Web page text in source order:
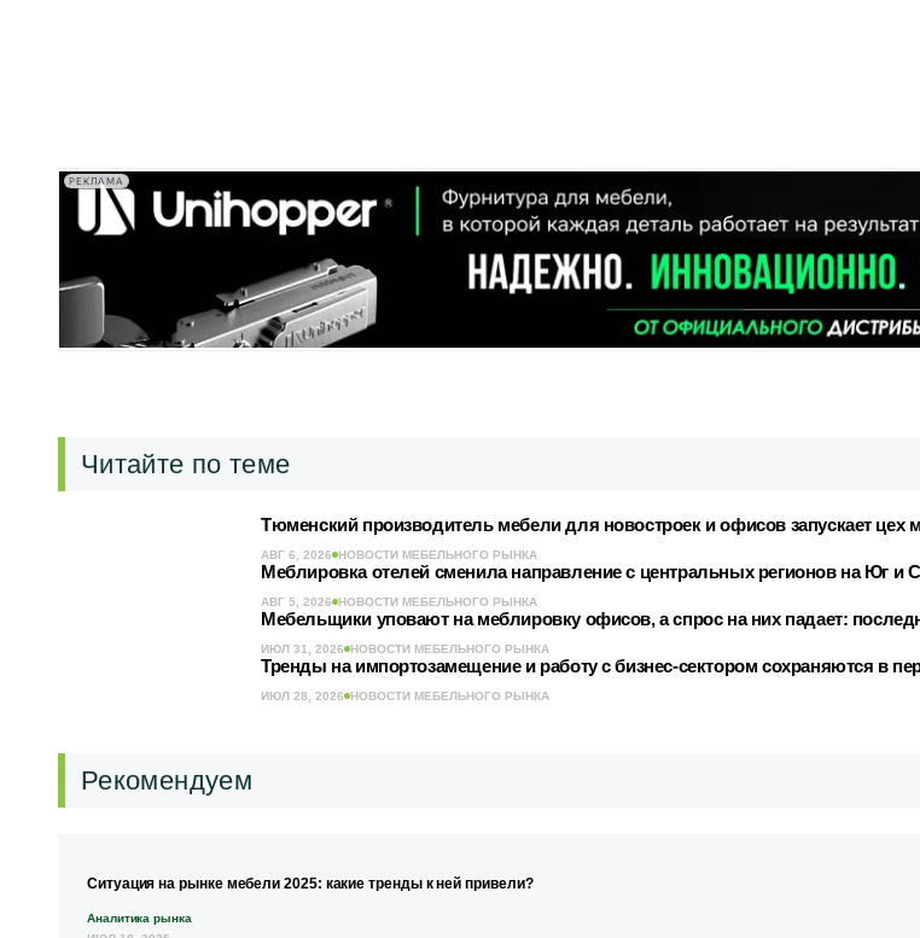
РЕКЛАМА
Читайте по теме
Тюменский производитель мебели для новостроек и офисов запускает цех
АВГ 6, 2026 НОВОСТИ МЕБЕЛЬНОГО РЫНКА
Меблировка отелей сменила направление с центральных регионов на Юг и
АВГ 5, 2026 НОВОСТИ МЕБЕЛЬНОГО РЫНКА
Мебельщики уповают на меблировку офисов, а спрос на них падает:
ИЮЛ 31, 2026 НОВОСТИ МЕБЕЛЬНОГО РЫНКА
Тренды на импортозамещение и работу с бизнес-сектором сохраняются в
ИЮЛ 28, 2026 НОВОСТИ МЕБЕЛЬНОГО РЫНКА
Рекомендуем
Ситуация на рынке мебели 2025: какие тренды к ней привели?
Аналитика рынка